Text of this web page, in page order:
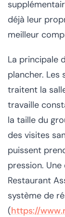
déjà leur
meilleur
La principale
plancher. Les
traitent la
travaille
la taille du
des visites
puissent
pression.
Restaurant
système de
(https://